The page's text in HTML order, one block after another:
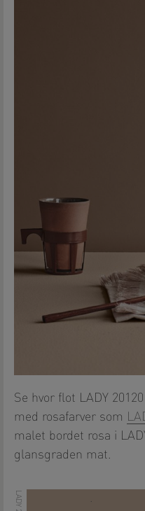
Se hvor flot LADY
med rosafarver som
malet bordet rosa i
glansgraden mat.
.